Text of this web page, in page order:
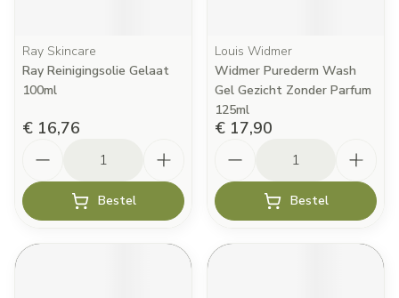
Ray Skincare
Ray Reinigingsolie Gelaat
100ml
€ 16,76
Bestel
Louis Widmer
Widmer Purederm Wash
Gel Gezicht Zonder Parfum
125ml
€ 17,90
Bestel